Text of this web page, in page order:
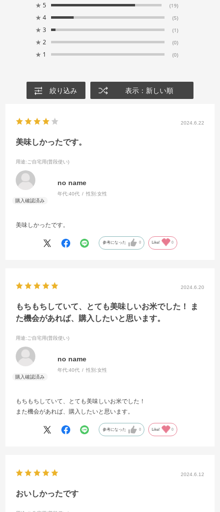
★ 5 (19)
★ 4 (5)
★ 3 (1)
★ 2 (0)
★ 1 (0)
絞り込み 表示：新しい順
2024.6.22
美味しかったです。
用途:ご自宅用(普段使い)
no name
年代:40代 性別:女性
美味しかったです。
参考になった 0 Like! 0
2024.6.20
もちもちしていて、とても美味しいお米でした！ ま
た機会があれば、購入したいと思います。
用途:ご自宅用(普段使い)
no name
年代:40代 性別:女性
もちもちしていて、とても美味しいお米でした！
また機会があれば、購入したいと思います。
参考になった 0 Like! 0
2024.6.12
おいしかったです